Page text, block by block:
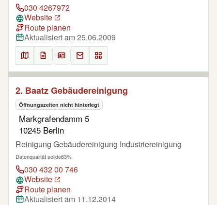
030 4267972
Website
Route planen
Aktualisiert am 25.06.2009
2. Baatz Gebäudereinigung
Öffnungszeiten nicht hinterlegt
Markgrafendamm 5
10245 Berlin
Reinigung Gebäudereinigung Industriereinigung
Datenqualität solide63%
030 432 00 746
Website
Route planen
Aktualisiert am 11.12.2014